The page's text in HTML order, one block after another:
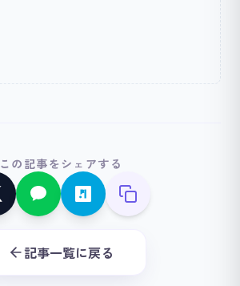
この記事をシェアする
記事一覧に戻る